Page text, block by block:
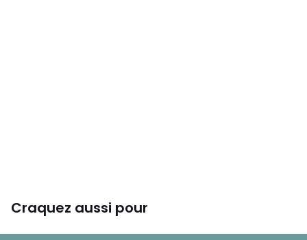
Craquez aussi pour